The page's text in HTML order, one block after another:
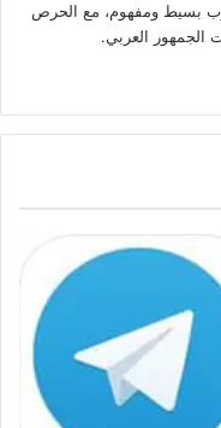
بسيط ومفهوم، مع الحرص
الجمهور العربي.